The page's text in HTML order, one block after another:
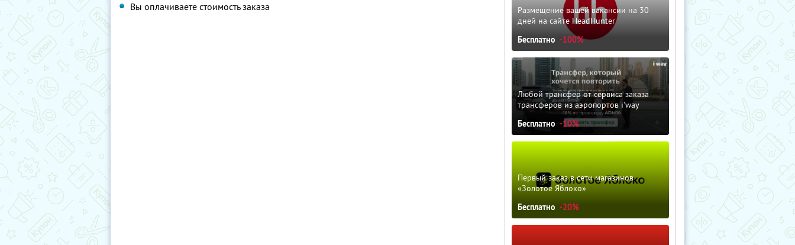
Вы оплачиваете стоимость заказа
Размещение вашей вакансии на 30
дней на сайте HeadHunter
Бесплатно -100%
Любой трансфер от сервиса заказа
трансферов из аэропортов i'way
Бесплатно -10%
Первый заказ в сети магазинов
«Золотое Яблоко»
Бесплатно -20%